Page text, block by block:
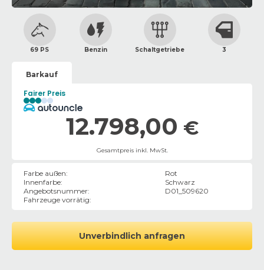
69 PS Benzin Schaltgetriebe 3
Barkauf
Fairer Preis
12.798,00 €
Gesamtpreis inkl. MwSt.
Farbe außen:
Rot
Innenfarbe:
Schwarz
Angebotsnummer:
D01_509620
Fahrzeuge vorrätig:
Unverbindlich anfragen